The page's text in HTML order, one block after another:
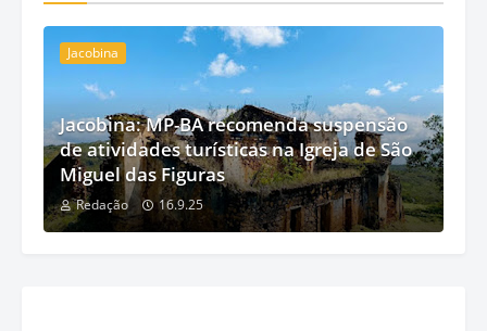
Jacobina
Jacobina: MP-BA recomenda suspensão
de atividades turísticas na Igreja de São
Miguel das Figuras
Redação 16.9.25